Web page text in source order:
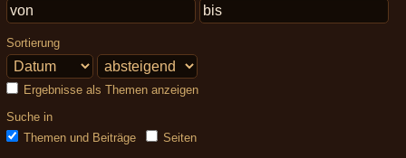
Sortierung
Ergebnisse als Themen anzeigen
Suche in
Themen und Beiträge
Seiten